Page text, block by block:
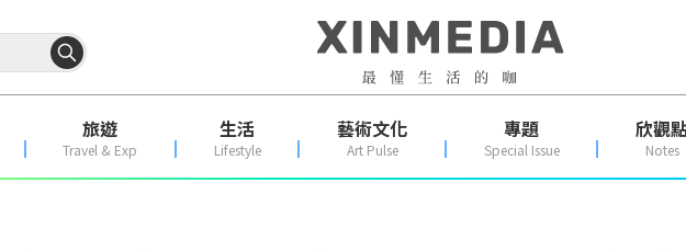
旅遊
Travel & Exp
生活
Lifestyle
藝術文化
Art Pulse
專題
Special Issue
欣觀
Notes